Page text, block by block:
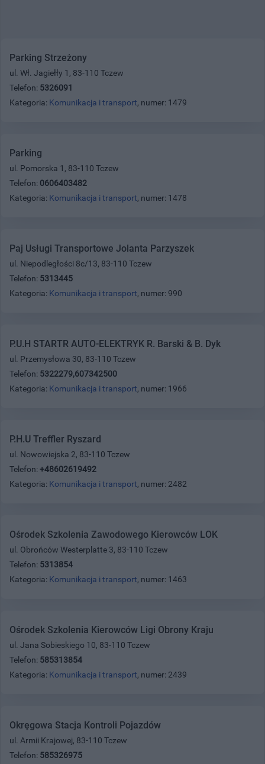
Parking Strzeżony
ul. Wł. Jagiełły 1, 83-110 Tczew
Telefon: 5326091
Kategoria: Komunikacja i transport, numer: 1479
Parking
ul. Pomorska 1, 83-110 Tczew
Telefon: 0606403482
Kategoria: Komunikacja i transport, numer: 1478
Paj Usługi Transportowe Jolanta Parzyszek
ul. Niepodległości 8c/13, 83-110 Tczew
Telefon: 5313445
Kategoria: Komunikacja i transport, numer: 990
P.U.H STARTR AUTO-ELEKTRYK R. Barski & B. Dyk
ul. Przemysłowa 30, 83-110 Tczew
Telefon: 5322279,607342500
Kategoria: Komunikacja i transport, numer: 1966
P.H.U Treffler Ryszard
ul. Nowowiejska 2, 83-110 Tczew
Telefon: +48602619492
Kategoria: Komunikacja i transport, numer: 2482
Ośrodek Szkolenia Zawodowego Kierowców LOK
ul. Obrońców Westerplatte 3, 83-110 Tczew
Telefon: 5313854
Kategoria: Komunikacja i transport, numer: 1463
Ośrodek Szkolenia Kierowców Ligi Obrony Kraju
ul. Jana Sobieskiego 10, 83-110 Tczew
Telefon: 585313854
Kategoria: Komunikacja i transport, numer: 2439
Okręgowa Stacja Kontroli Pojazdów
ul. Armii Krajowej, 83-110 Tczew
Telefon: 585326975